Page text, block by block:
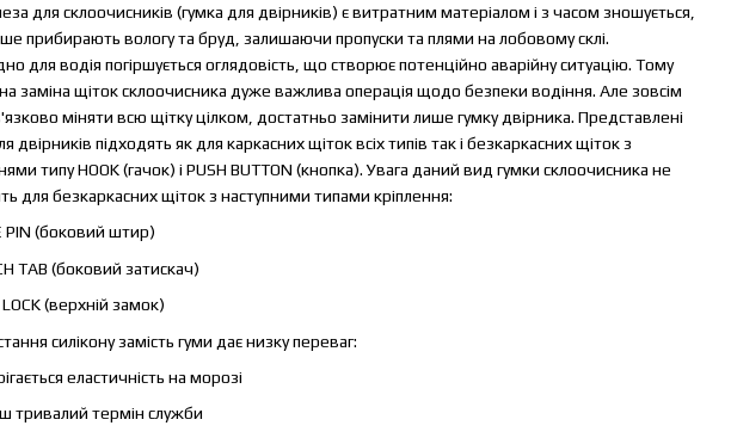
для склоочисників (гумка для двірників) є витратним матеріалом і з часом зношується,
прибирають вологу та бруд, залишаючи пропуски та плями на лобовому склі.
для водія погіршується оглядовість, що створює потенційно аварійну ситуацію. Тому
заміна щіток склоочисника дуже важлива операція щодо безпеки водіння. Але зовсім
міняти всю щітку цілком, достатньо замінити лише гумку двірника. Представлені
двірників підходять як для каркасних щіток всіх типів так і безкаркасних щіток з
типу HOOK (гачок) і PUSH BUTTON (кнопка). Увага даний вид гумки склоочисника не
для безкаркасних щіток з наступними типами кріплення:
PIN (боковий штир)
TAB (боковий затискач)
LOCK (верхній замок)
силікону замість гуми дає низку переваг:
еластичність на морозі
тривалий термін служби